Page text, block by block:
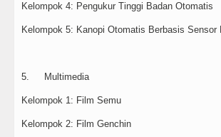
Kelompok 4: Pengukur Tinggi Badan Otomatis
Kelompok 5: Kanopi Otomatis Berbasis Sensor
5. Multimedia
Kelompok 1: Film Semu
Kelompok 2: Film Genchin